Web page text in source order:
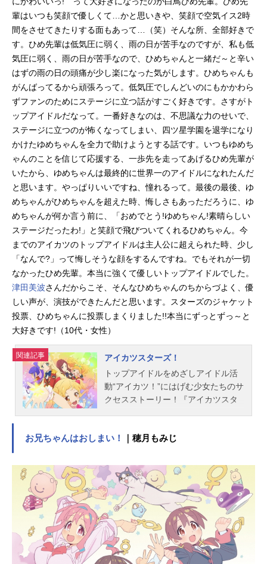
配信サービス公式サイトをご...
輩はいつも笑顔で優しくて…かと思いきや、笑顔で空気イス2時
間をさせてきたりする面もあって…（笑）そんな所、全部好きで
す。ひめ先輩は低気圧に弱く、雨の日が苦手なのですが、私も低
気圧に弱く、雨の日が苦手なので、ひめちゃんと一緒だ～と辛い
はずの雨の日の頭痛が少し楽になった気がします。ひめちゃんも
がんばってるから頑張ろって。低気圧でしんどいのにもかかわら
ずファンのためにステージに立つ話がすごく好きです。さすがト
ップアイドルだなって。一番好きなのは、不思議な力のせいで、
ステージに立つのが怖くなってしまい、四ツ星学園を退学になり
かけたゆめちゃんを全力で助けようとする話です。いつもゆめち
ゃんのことを信じて応援する、一歩先を走ってあげるひめ先輩が
いたから、ゆめちゃんは最終的に世界一のアイドルになれたんだ
と思います。やっぱりいいですね、憧れるって。最後の最後、ゆ
めちゃんがひめちゃんを超えた時、悔しさもあっただろうに、ゆ
めちゃんが何か言う前に、「おめでとう!ゆめちゃん!素晴らしい
ステージだったわ!」と笑顔で飛びついてくれるひめちゃん。今
までのアイカツのトップアイドルは主人公に超えられた時、少し
「なんで?」って悔しそうな顔をするんですね。でもそれが一切
なかったひめ先輩。本当に強くて優しいトップアイドルでした。
津田美波さんだからこそ、そんなひめちゃんのちからづよく、優
しい声が、演技ができたんだと思います。スターズのジャケット
投票、ひめちゃんに投票しまくりました!!本当にずっとずっ～と
大好きです!（10代・女性）
関連記事
アイカツスターズ！
トップアイドルをめざしアイドル活
動“アイカツ！”にはげむ少女たちのサ
クセスストーリー！『アイカツスタ
は“S4”と呼ばれ、アイカツ界で大活
イドル活動にはげみます。きらめく
「アイカツ！カード」にグリッタ
ー！自分らしく輝くためにセルフプ
ロデュース！強く明るくまっすぐ
に！歌やダンスにファッションも！
女の子の憧れを全部つめこんで、新
しいアイカツが始まります。アイド
ルの一番星に向かって、夢へのスタ
お兄ちゃんはおしまい！ ｜穂月もみじ